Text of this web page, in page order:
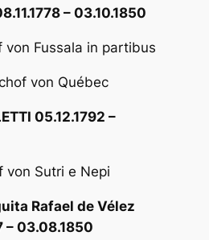
– 03.10.1850
von Fussala in partibus
von Québec
05.12.1792 –
von Sutri e Nepi
Rafael de Vélez
– 03.08.1850